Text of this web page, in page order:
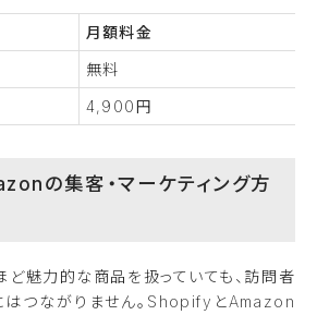
月額料金
無料
4,900円
の集客・マーケティング方
ど魅力的な商品を扱っていても、訪問者
つながりません。ShopifyとAmazon